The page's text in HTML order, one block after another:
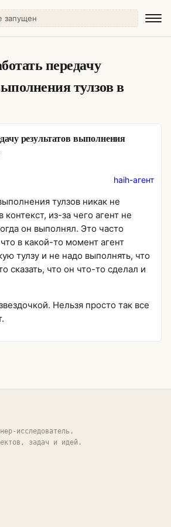
запущен
передачу
тулзов в
результатов выполнения
haih-агент
тулзов никак не
контекст, из-за чего агент не
он выполнял. Это часто
в какой-то момент агент
тулзу и не надо выполнять, что
сказать, что он что-то сделал и
Нельзя просто так все
исследователь.
задач и идей.